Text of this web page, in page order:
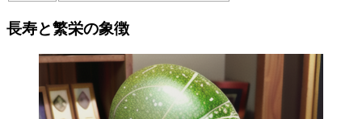
長寿と繁栄の象徴